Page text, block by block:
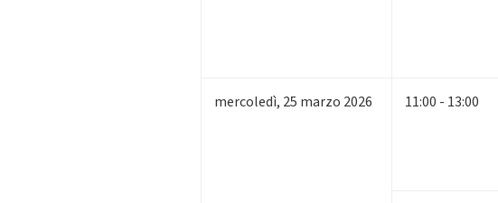
mercoledì, 25 marzo 2026 11:00 - 13:00